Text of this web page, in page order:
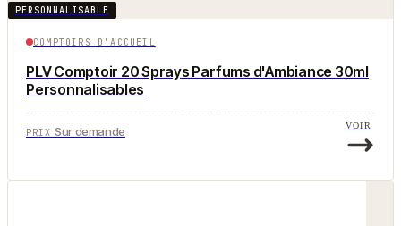
PERSONNALISABLE
COMPTOIRS D'ACCUEIL
PLV Comptoir 20 Sprays Parfums d'Ambiance 30ml
Personnalisables
PRIX Sur demande VOIR